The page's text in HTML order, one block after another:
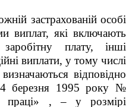
застрахованій особі
виплат, які включають
плату, інші
виплати, у тому числі
відповідно
березня 1995 року №
, – у розмірі